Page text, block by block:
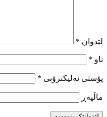
لێدوان *
ناو *
پۆستی ئەلیکترۆنی *
ماڵپه‌ڕ